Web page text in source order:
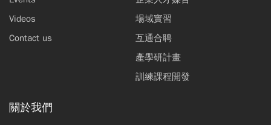
Videos
Contact us
場域實習
互通合聘
產學研計畫
訓練課程開發
關於我們